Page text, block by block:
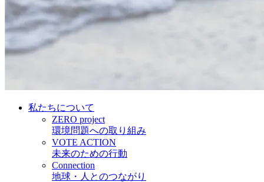
私たちについて
ZERO project
環境問題への取り組み
VOTE ACTION
未来のための行動
Connection
地球・人とのつながり